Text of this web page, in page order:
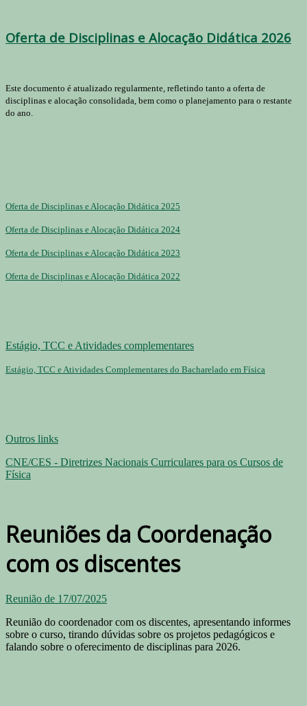
Oferta de Disciplinas e Alocação Didática 2026
Este documento é atualizado regularmente, refletindo tanto a oferta de
disciplinas e alocação consolidada, bem como o planejamento para o restante
do ano.
Oferta de Disciplinas e Alocação Didática 2025
Oferta de Disciplinas e Alocação Didática 2024
Oferta de Disciplinas e Alocação Didática 2023
Oferta de Disciplinas e Alocação Didática 2022
Estágio, TCC e Atividades complementares
Estágio, TCC e Atividades Complementares do Bacharelado em Física
Outros links
CNE/CES - Diretrizes Nacionais Curriculares para os Cursos de
Física
Reuniões da Coordenação
com os discentes
Reunião de 17/07/2025
Reunião do coordenador com os discentes, apresentando informes
sobre o curso, tirando dúvidas sobre os projetos pedagógicos e
falando sobre o oferecimento de disciplinas para 2026.